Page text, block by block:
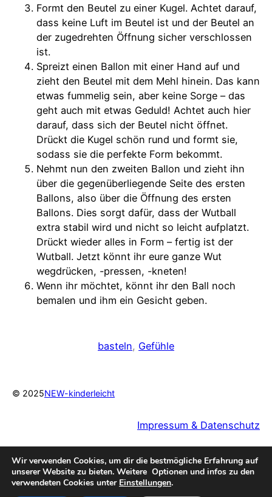
Formt den Beutel zu einer Kugel. Achtet darauf,
dass keine Luft im Beutel ist und der Beutel an
der zugedrehten Öffnung sicher verschlossen
ist.
Spreizt einen Ballon mit einer Hand auf und
zieht den Beutel mit dem Mehl hinein. Das kann
etwas fummelig sein, aber keine Sorge – das
geht auch mit etwas Geduld! Achtet auch hier
darauf, dass sich der Beutel nicht öffnet.
Drückt die Kugel schön rund und formt sie,
sodass sie die perfekte Form bekommt.
Nehmt nun den zweiten Ballon und zieht ihn
über die gegenüberliegende Seite des ersten
Ballons, also über die Öffnung des ersten
Ballons. Dies sorgt dafür, dass der Wutball
extra stabil wird und nicht so leicht aufplatzt.
Drückt wieder alles in Form – fertig ist der
Wutball. Jetzt könnt ihr eure ganze Wut
wegdrücken, -pressen, -kneten!
Wenn ihr möchtet, könnt ihr den Ball noch
bemalen und ihm ein Gesicht geben.
basteln, Gefühle
© 2025NEW-kinderleicht
Impressum & Datenschutz
Wir verwenden Cookies, um dir die bestmögliche Erfahrung auf
unserer Website zu bieten. Weitere Optionen und infos zu den
verwendeten Cookies unter Einstellungen.